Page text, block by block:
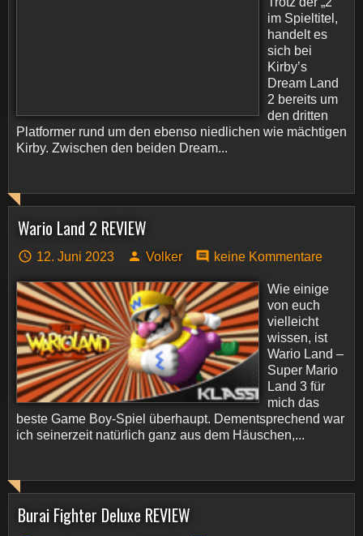
im Spieltitel,
handelt es
sich bei
Kirby’s
Dream Land
2 bereits um
den dritten
Platformer rund um den ebenso niedlichen wie mächtigen
Kirby. Zwischen den beiden Dream...
Wario Land 2 REVIEW
12. Juni 2023 Volker keine Kommentare
Wie einige
von euch
vielleicht
wissen, ist
Wario Land –
Super Mario
Land 3 für
mich das
beste Game Boy-Spiel überhaupt. Dementsprechend war
ich seinerzeit natürlich ganz aus dem Häuschen,...
Burai Fighter Deluxe REVIEW